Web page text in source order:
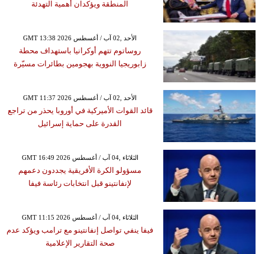
المنطقة ويؤكدان أهمية التهدئة
GMT 13:38 2026 الأحد ,02 آب / أغسطس
روساتوم تتهم أوكرانيا باستهداف محطة
زابوريجيا النووية بهجومين بطائرات مسيّرة
GMT 11:37 2026 الأحد ,02 آب / أغسطس
قائد القوات الأميركية في أوروبا يحذر من تراجع
القدرة على حماية إسرائيل
GMT 16:49 2026 الثلاثاء ,04 آب / أغسطس
مسؤولو الكرة الأفريقية يجددون دعمهم
لإنفانتينو قبل انتخابات رئاسة فيفا
GMT 11:15 2026 الثلاثاء ,04 آب / أغسطس
فيفا ينفي تواصل إنفانتينو مع ترامب ويؤكد عدم
صحة التقارير الإعلامية